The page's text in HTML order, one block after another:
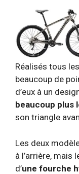
Réalisés tous
beaucoup de
d’eux à un
beaucoup plus
son triangle
Les deux
à l’arrière, mais
d’une fourche